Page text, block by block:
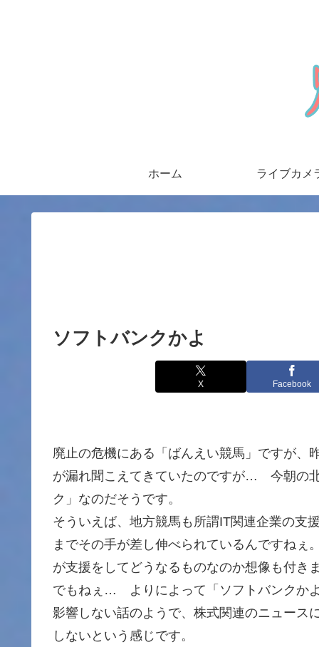
ホーム ライブカメ
ソフトバンクかよ
X Facebook
廃止の危機にある「ばんえい競馬」ですが、
が漏れ聞こえてきていたのですが… 今朝の
ク」なのだそうです。
そういえば、地方競馬も所謂IT関連企業の支
までその手が差し伸べられているんですね
が支援をしてどうなるものなのか想像も付き
でもねぇ… よりによって「ソフトバンクか
影響しない話のようで、株式関連のニュース
しないという感じです。